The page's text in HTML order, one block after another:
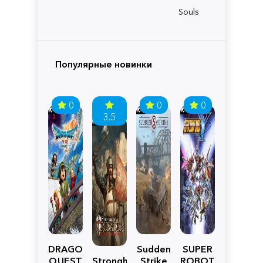
Souls
Популярные новинки
0
DRAGON
QUEST
3.5
Stronghold
0
Sudden
Strike
0
SUPER
ROBOT